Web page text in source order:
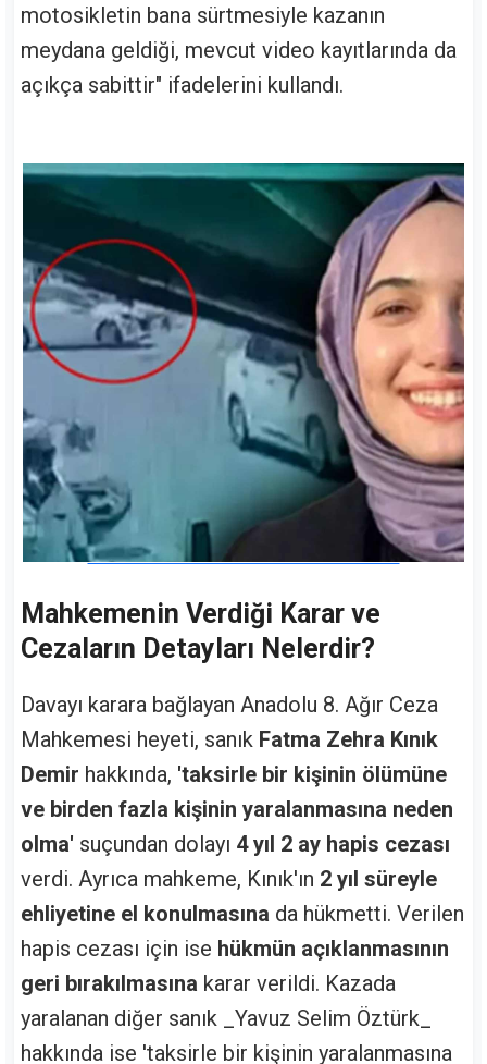
motosikletin bana sürtmesiyle kazanın
meydana geldiği, mevcut video kayıtlarında da
açıkça sabittir" ifadelerini kullandı.
Mahkemenin Verdiği Karar ve
Cezaların Detayları Nelerdir?
Davayı karara bağlayan Anadolu 8. Ağır Ceza
Mahkemesi heyeti, sanık Fatma Zehra Kınık
Demir hakkında, 'taksirle bir kişinin ölümüne
ve birden fazla kişinin yaralanmasına neden
olma' suçundan dolayı 4 yıl 2 ay hapis cezası
verdi. Ayrıca mahkeme, Kınık'ın 2 yıl süreyle
ehliyetine el konulmasına da hükmetti. Verilen
hapis cezası için ise hükmün açıklanmasının
geri bırakılmasına karar verildi. Kazada
yaralanan diğer sanık _Yavuz Selim Öztürk_
hakkında ise 'taksirle bir kişinin yaralanmasına